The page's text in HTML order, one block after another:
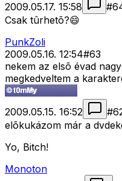
2009.05.17. 15:58 #
Csak tûrhetõ?😄
PunkZoli
2009.05.16. 12:54#63
nekem az elsõ évad
megkedveltem a
2009.05.15. 16:52 #
elõkukázom már a
Yo, Bitch!
Monoton